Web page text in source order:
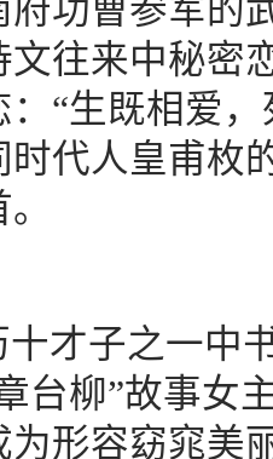
府功曹参军的
文往来中秘密
“生既相爱
时代人皇甫枚
才子之一中
台柳”故事女
为形容窈窕美